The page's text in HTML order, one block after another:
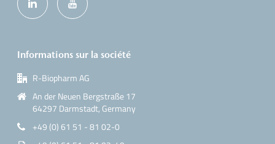
Informations sur la société
R-Biopharm AG
An der Neuen Bergstraße 17
64297 Darmstadt, Germany
+49 (0) 61 51 - 81 02-0